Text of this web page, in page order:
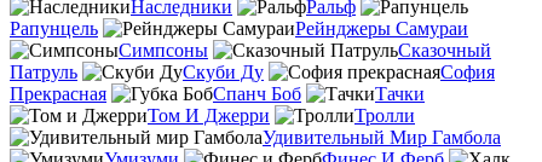
Наследники
Ральф
Рапунцель
Рейнджеры Самураи
Симпсоны
Сказочный
Патруль
Скуби Ду
София
Прекрасная
Спанч Боб
Тачки
Том И Джерри
Тролли
Удивительный Мир Гамбола